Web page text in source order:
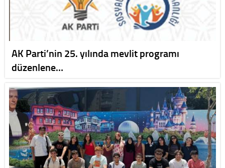
AK Parti’nin 25. yılında mevlit programı
düzenlene…